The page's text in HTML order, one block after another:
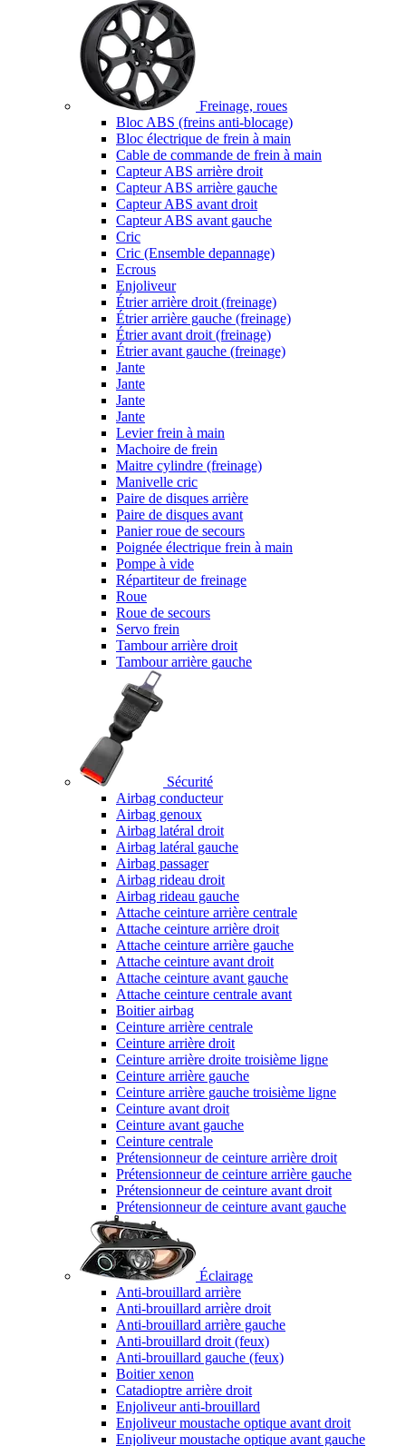
Freinage, roues
Bloc ABS (freins anti-blocage)
Bloc électrique de frein à main
Cable de commande de frein à main
Capteur ABS arrière droit
Capteur ABS arrière gauche
Capteur ABS avant droit
Capteur ABS avant gauche
Cric
Cric (Ensemble depannage)
Ecrous
Enjoliveur
Étrier arrière droit (freinage)
Étrier arrière gauche (freinage)
Étrier avant droit (freinage)
Étrier avant gauche (freinage)
Jante
Jante
Jante
Jante
Levier frein à main
Machoire de frein
Maitre cylindre (freinage)
Manivelle cric
Paire de disques arrière
Paire de disques avant
Panier roue de secours
Poignée électrique frein à main
Pompe à vide
Répartiteur de freinage
Roue
Roue de secours
Servo frein
Tambour arrière droit
Tambour arrière gauche
Sécurité
Airbag conducteur
Airbag genoux
Airbag latéral droit
Airbag latéral gauche
Airbag passager
Airbag rideau droit
Airbag rideau gauche
Attache ceinture arrière centrale
Attache ceinture arrière droit
Attache ceinture arrière gauche
Attache ceinture avant droit
Attache ceinture avant gauche
Attache ceinture centrale avant
Boitier airbag
Ceinture arrière centrale
Ceinture arrière droit
Ceinture arrière droite troisième ligne
Ceinture arrière gauche
Ceinture arrière gauche troisième ligne
Ceinture avant droit
Ceinture avant gauche
Ceinture centrale
Prétensionneur de ceinture arrière droit
Prétensionneur de ceinture arrière gauche
Prétensionneur de ceinture avant droit
Prétensionneur de ceinture avant gauche
Éclairage
Anti-brouillard arrière
Anti-brouillard arrière droit
Anti-brouillard arrière gauche
Anti-brouillard droit (feux)
Anti-brouillard gauche (feux)
Boitier xenon
Catadioptre arrière droit
Enjoliveur anti-brouillard
Enjoliveur moustache optique avant droit
Enjoliveur moustache optique avant gauche